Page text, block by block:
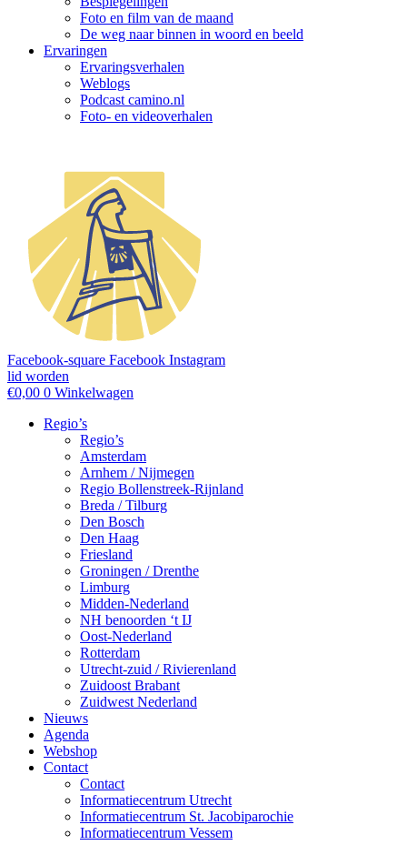
Foto en film van de maand
De weg naar binnen in woord en beeld
Ervaringen
Ervaringsverhalen
Weblogs
Podcast camino.nl
Foto- en videoverhalen
Facebook-square Facebook Instagram
lid worden
€0,00 0 Winkelwagen
Regio’s
Regio’s
Amsterdam
Arnhem / Nijmegen
Regio Bollenstreek-Rijnland
Breda / Tilburg
Den Bosch
Den Haag
Friesland
Groningen / Drenthe
Limburg
Midden-Nederland
NH benoorden ‘t IJ
Oost-Nederland
Rotterdam
Utrecht-zuid / Rivierenland
Zuidoost Brabant
Zuidwest Nederland
Nieuws
Agenda
Webshop
Contact
Contact
Informatiecentrum Utrecht
Informatiecentrum St. Jacobiparochie
Informatiecentrum Vessem